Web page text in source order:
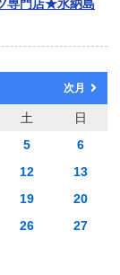
専門店★水納島
次月
土
日
5
6
12
13
19
20
26
27